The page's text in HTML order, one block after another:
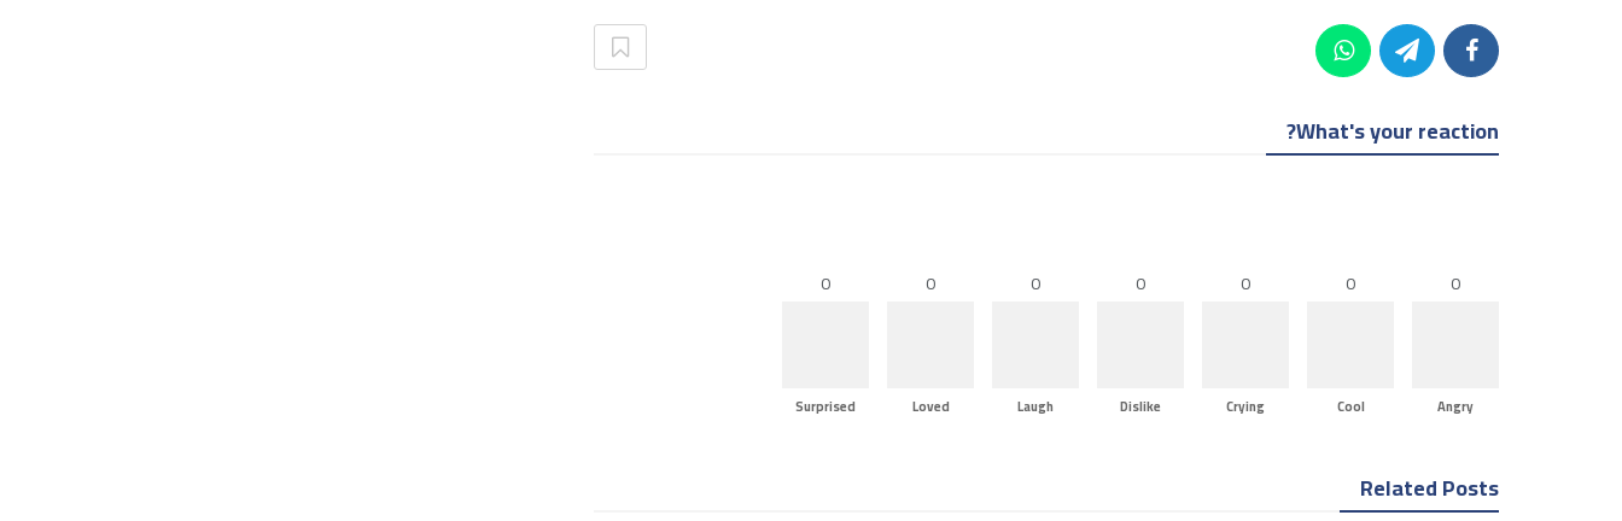
What's your reaction?
0
Angry
0
Cool
0
Crying
0
Dislike
0
Laugh
0
Loved
0
Surprised
Related Posts